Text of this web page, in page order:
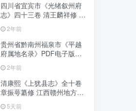
四川省宜宾市《光绪叙州府
志》四十三卷 清王麟祥修 邱
晋成纂PDF电子版地方志下
载2年前
贵州省黔南州福泉市《平越
府属地名录》PDF电子版地
方志下载
2年前
清康熙《上犹县志》全十卷
章振萼纂修 江西赣州地方志
高清 PDF电子版下载
5天前
四川省宜宾市《光绪叙州府
志》四十三卷 清王麟祥修 邱
晋成纂PDF电子版地方志下
载2年前
贵州省黔南州福泉市《平越
府属地名录》PDF电子版地
方志下载
2年前
清康熙《上犹县志》全十卷
章振萼纂修 江西赣州地方志
高清 PDF电子版下载
5天前